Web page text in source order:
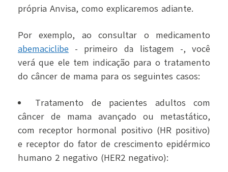
própria Anvisa, como explicaremos adiante.
Por exemplo, ao consultar o medicamento
abemaciclibe - primeiro da listagem -, você
verá que ele tem indicação para o tratamento
do câncer de mama para os seguintes casos:
Tratamento de pacientes adultos com
câncer de mama avançado ou metastático,
com receptor hormonal positivo (HR positivo)
e receptor do fator de crescimento epidérmico
humano 2 negativo (HER2 negativo):